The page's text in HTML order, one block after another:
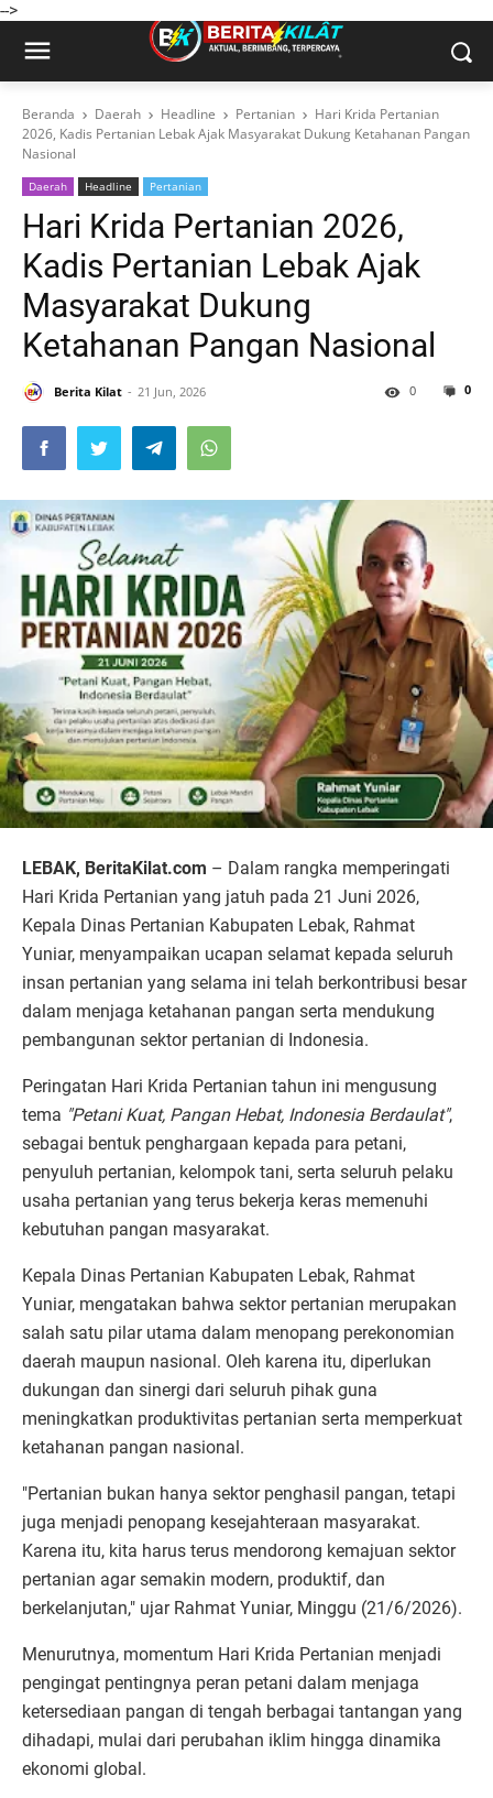
-->
Beranda Daerah Headline Pertanian
Hari Krida Pertanian
2026, Kadis Pertanian Lebak Ajak Masyarakat Dukung Ketahanan Pangan
Nasional
Daerah Headline Pertanian
Hari Krida Pertanian 2026,
Kadis Pertanian Lebak Ajak
Masyarakat Dukung
Ketahanan Pangan Nasional
Berita Kilat 21 Jun, 2026 0
0
LEBAK, BeritaKilat.com – Dalam rangka memperingati
Hari Krida Pertanian yang jatuh pada 21 Juni 2026,
Kepala Dinas Pertanian Kabupaten Lebak, Rahmat
Yuniar, menyampaikan ucapan selamat kepada seluruh
insan pertanian yang selama ini telah berkontribusi besar
dalam menjaga ketahanan pangan serta mendukung
pembangunan sektor pertanian di Indonesia.
Peringatan Hari Krida Pertanian tahun ini mengusung
tema "Petani Kuat, Pangan Hebat, Indonesia Berdaulat",
sebagai bentuk penghargaan kepada para petani,
penyuluh pertanian, kelompok tani, serta seluruh pelaku
usaha pertanian yang terus bekerja keras memenuhi
kebutuhan pangan masyarakat.
Kepala Dinas Pertanian Kabupaten Lebak, Rahmat
Yuniar, mengatakan bahwa sektor pertanian merupakan
salah satu pilar utama dalam menopang perekonomian
daerah maupun nasional. Oleh karena itu, diperlukan
dukungan dan sinergi dari seluruh pihak guna
meningkatkan produktivitas pertanian serta memperkuat
ketahanan pangan nasional.
"Pertanian bukan hanya sektor penghasil pangan, tetapi
juga menjadi penopang kesejahteraan masyarakat.
Karena itu, kita harus terus mendorong kemajuan sektor
pertanian agar semakin modern, produktif, dan
berkelanjutan," ujar Rahmat Yuniar, Minggu (21/6/2026).
Menurutnya, momentum Hari Krida Pertanian menjadi
pengingat pentingnya peran petani dalam menjaga
ketersediaan pangan di tengah berbagai tantangan yang
dihadapi, mulai dari perubahan iklim hingga dinamika
ekonomi global.